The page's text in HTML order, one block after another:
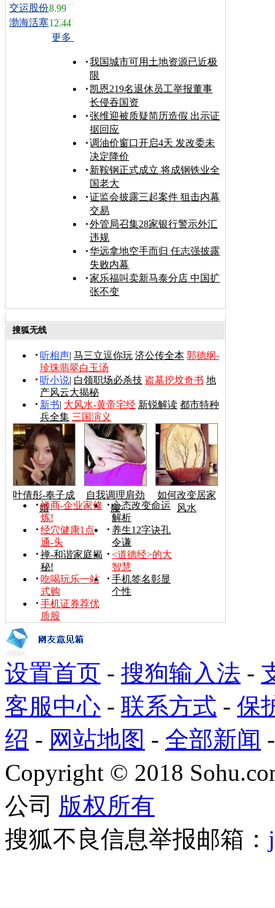
交运股份8.99
渤海活塞12.44
更多
我国城市可用土地资源已近极
限
凯恩219名退休员工举报董事
长侵吞国资
张维迎被质疑简历造假 出示证
据回应
调油价窗口开启4天 发改委未
决定降价
新鞍钢正式成立 将成钢铁业全
国老大
证监会披露三起案件 狙击内幕
交易
外管局召集28家银行警示外汇
违规
华远拿地空手而归 任志强披露
失败内幕
家乐福叫卖新马泰分店 中国扩
张不变
搜狐无线
听相声| 马三立逗你玩 济公传全本 郭德纲-
珍珠翡翠白玉汤
听小说| 白领职场必杀技 盗墓挖坟奇书 地
产风云大揭秘
新书| 大风水-黄帝宅经 新锐解读 都市特种
兵全集 三国演义
叶倩彤-奉子成
婚
自我调理肩劲
腰
如何改变居家
风水
禅商-企业家修
炼!
心态改变命运
解析
经穴健康1点
通-头
养生12字诀孔
令谦
禅-和谐家庭揭
秘!
<道德经>的大
智慧
吃喝玩乐一站
式购
手机签名彰显
个性
手机证券荐优
质股
设置首页 - 搜狗输入法 -
客服中心 - 联系方式 - 保
绍 - 网站地图 - 全部新闻
Copyright © 2018
公司 版权所有
搜狐不良信息举报邮箱：